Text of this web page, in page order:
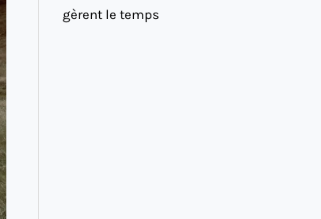
gèrent le temps